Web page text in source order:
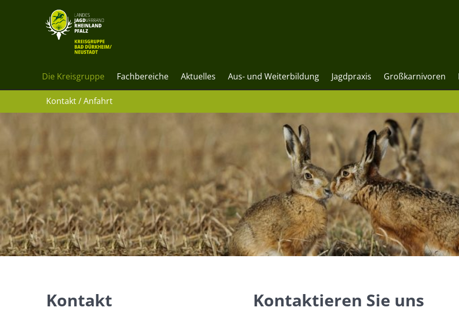
Die Kreisgruppe Fachbereiche Aktuelles Aus- und Weiterbildung Jagdpraxis Großkarnivoren
Kontakt / Anfahrt
Kontakt Kontaktieren Sie uns